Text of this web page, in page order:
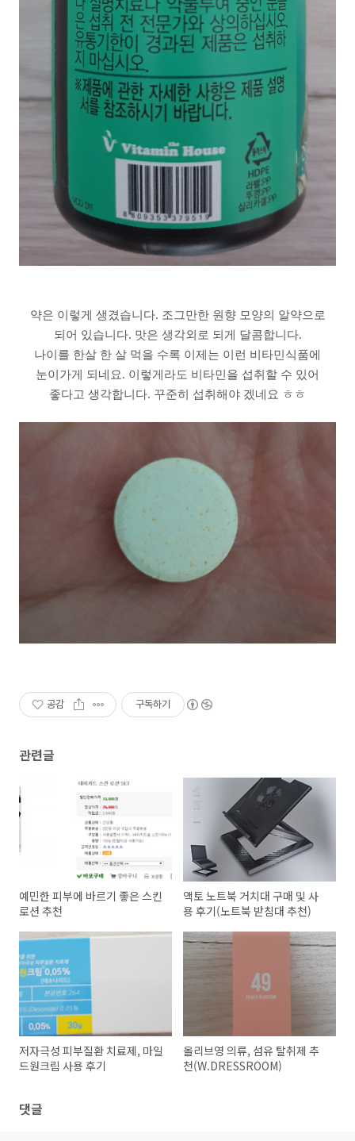
약은 이렇게 생겼습니다. 조그만한 원향 모양의 알약으로
되어 있습니다. 맛은 생각외로 되게 달콤합니다.
나이를 한살 한 살 먹을 수록 이제는 이런 비타민식품에
눈이가게 되네요. 이렇게라도 비타민을 섭취할 수 있어
좋다고 생각합니다. 꾸준히 섭취해야 겠네요 ㅎㅎ
공감 구독하기
관련글
예민한 피부에 바르기 좋은 스킨
로션 추천
액토 노트북 거치대 구매 및 사
용 후기(노트북 받침대 추천)
저자극성 피부질환 치료제, 마일
드원크림 사용 후기
올리브영 의류, 섬유 탈취제 추
천(W.DRESSROOM)
댓글